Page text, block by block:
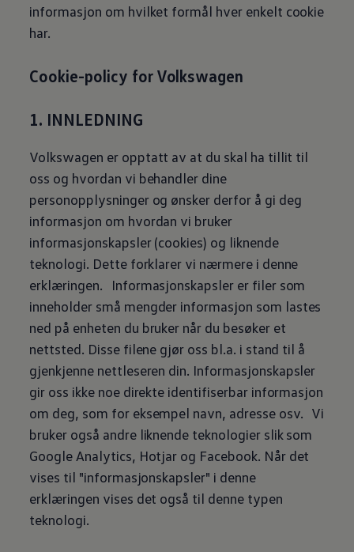
informasjon om hvilket formål hver enkelt cookie
har.
Cookie-policy for Volkswagen
1. INNLEDNING
Volkswagen er opptatt av at du skal ha tillit til
oss og hvordan vi behandler dine
personopplysninger og ønsker derfor å gi deg
informasjon om hvordan vi bruker
informasjonskapsler (cookies) og liknende
teknologi. Dette forklarer vi nærmere i denne
erklæringen. Informasjonskapsler er filer som
inneholder små mengder informasjon som lastes
ned på enheten du bruker når du besøker et
nettsted. Disse filene gjør oss bl.a. i stand til å
gjenkjenne nettleseren din. Informasjonskapsler
gir oss ikke noe direkte identifiserbar informasjon
om deg, som for eksempel navn, adresse osv. Vi
bruker også andre liknende teknologier slik som
Google Analytics, Hotjar og Facebook. Når det
vises til "informasjonskapsler" i denne
erklæringen vises det også til denne typen
teknologi.